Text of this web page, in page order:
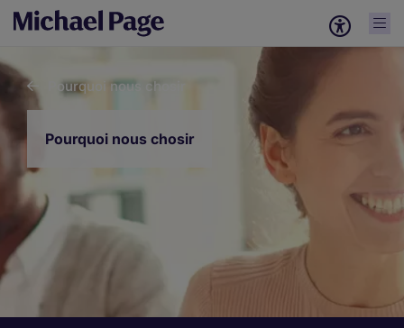
Pourquoi nous chosir
Pourquoi nous chosir